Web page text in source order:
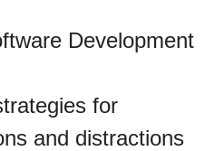
Development
for
and distractions